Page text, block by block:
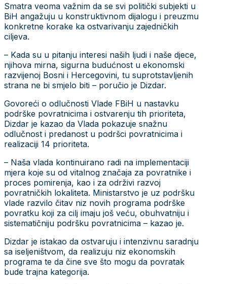
Smatra veoma važnim da se svi politički subjekti u
BiH angažuju u konstruktivnom dijalogu i preuzmu
konkretne korake ka ostvarivanju zajedničkih
ciljeva.
– Kada su u pitanju interesi naših ljudi i naše djece,
njihova mirna, sigurna budućnost u ekonomski
razvijenoj Bosni i Hercegovini, tu suprotstavljenih
strana ne bi smjelo biti – poručio je Dizdar.
Govoreći o odlučnosti Vlade FBiH u nastavku
podrške povratnicima i ostvarenju tih prioriteta,
Dizdar je kazao da Vlada pokazuje snažnu
odlučnost i predanost u podršci povratnicima i
realizaciji 14 prioriteta.
– Naša vlada kontinuirano radi na implementaciji
mjera koje su od vitalnog značaja za povratnike i
proces pomirenja, kao i za održivi razvoj
povratničkih lokaliteta. Ministarstvo je uz podršku
vlade razvilo čitav niz novih programa podrške
povratku koji za cilj imaju još veću, obuhvatniju i
sistematičniju podršku povratnicima – kazao je.
Dizdar je istakao da ostvaruju i intenzivnu saradnju
sa iseljeništvom, da realizuju niz ekonomskih
programa te da čine sve što mogu da povratak
bude trajna kategorija.